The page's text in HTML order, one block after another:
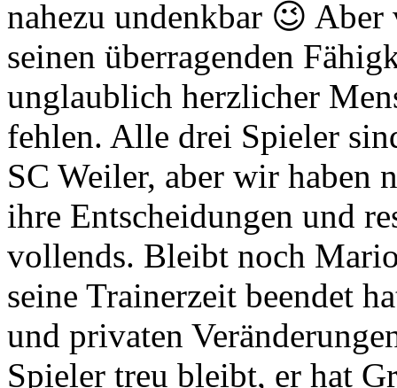
nahezu undenkbar 😉
seinen überragenden
unglaublich herzlicher
fehlen. Alle drei Spieler
SC Weiler, aber wir haben
ihre Entscheidungen und
vollends. Bleibt noch
seine Trainerzeit beendet
und privaten
Spieler treu bleibt, er hat